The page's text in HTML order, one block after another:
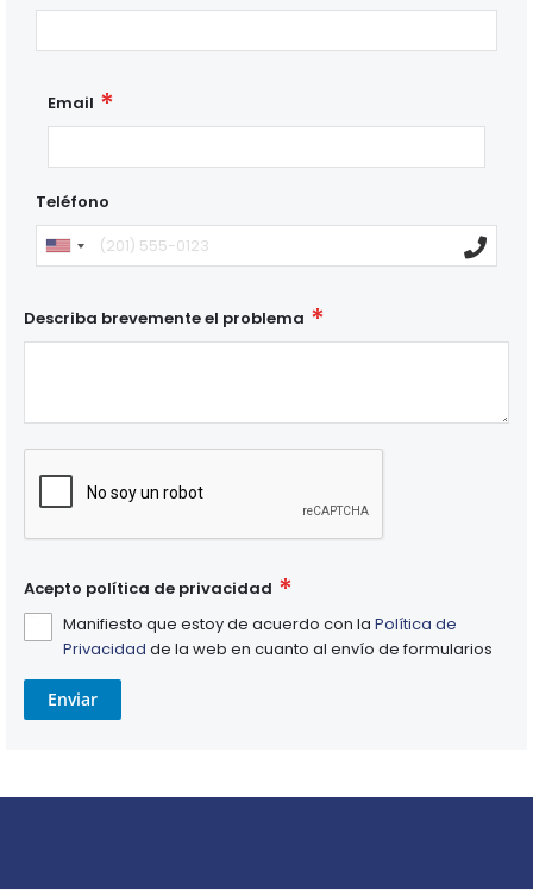
Email
Teléfono
Describa brevemente el problema
Acepto política de privacidad
Manifiesto que estoy de acuerdo con la Política de
Privacidad de la web en cuanto al envío de formularios
Enviar